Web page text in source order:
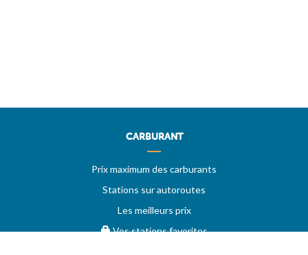
CARBURANT
Prix maximum des carburants
Stations sur autoroutes
Les meilleurs prix
Vos stations favorites